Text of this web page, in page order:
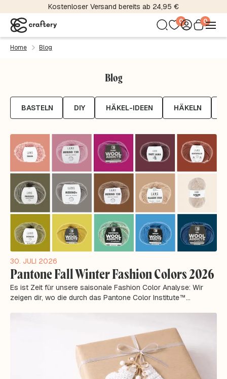
Kostenloser Versand bereits ab 24,95 €
0 0
Home Blog
Blog
BASTELN DIY HÄKEL-IDEEN HÄKELN
30. JULI 2026
Pantone Fall Winter Fashion Colors 2026
Es ist Zeit für unsere saisonale Fashion Color Analyse: Wir
zeigen dir, wo die durch das Pantone Color Institute™